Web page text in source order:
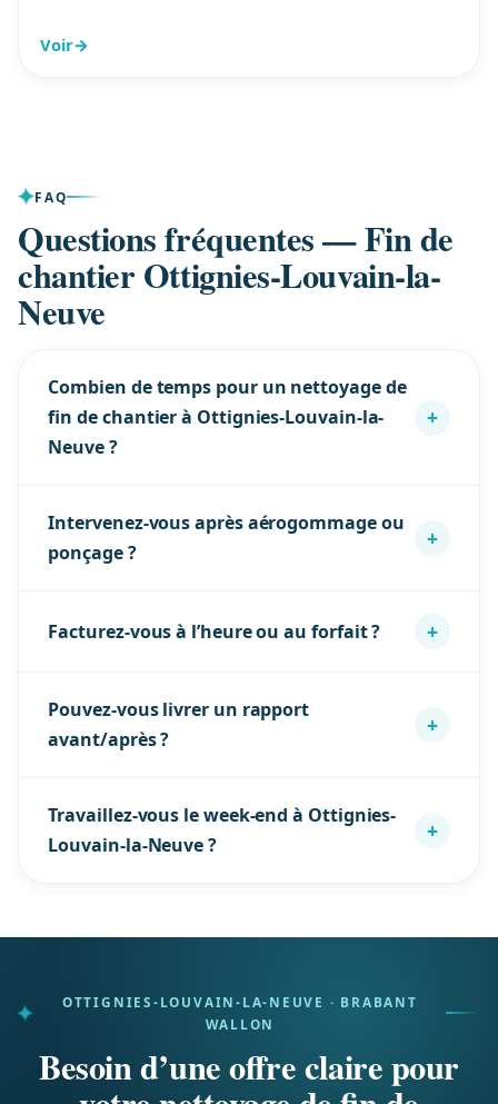
Voir→
FAQ
Questions fréquentes — Fin de
chantier Ottignies-Louvain-la-
Neuve
Combien de temps pour un nettoyage de
fin de chantier à Ottignies-Louvain-la-
Neuve ?
+
cadençons à des rythmes réalistes (ex. post-
aérogommage ~6 m²/h) et vous donnons une
Intervenez-vous après aérogommage ou
ponçage ?
+
poussières fines, nettoyage humide et finitions
Facturez-vous à l’heure ou au forfait ? +
ou horaire selon le chantier. Tout est détaillé poste
par poste dans le devis.
Pouvez-vous livrer un rapport
avant/après ?
+
pour la réception de chantier, l’architecte, le maître
d’ouvrage ou l’assurance.
Travaillez-vous le week-end à Ottignies-
Louvain-la-Neuve ?
+
OTTIGNIES-LOUVAIN-LA-NEUVE · BRABANT
WALLON
Besoin d’une offre claire pour